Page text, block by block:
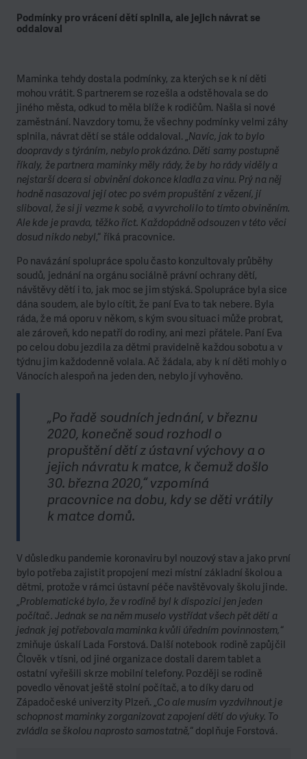
Podmínky pro vrácení dětí splnila, ale jejich návrat se
oddaloval
Maminka tehdy dostala podmínky, za kterých se k ní děti
mohou vrátit. S partnerem se rozešla a odstěhovala se do
jiného města, odkud to měla blíže k rodičům. Našla si nové
zaměstnání. Navzdory tomu, že všechny podmínky velmi záhy
splnila, návrat dětí se stále oddaloval. „Navíc, jak to bylo
doopravdy s týráním, nebylo prokázáno. Děti samy postupně
říkaly, že partnera maminky měly rády, že by ho rády viděly a
nejstarší dcera si obvinění dokonce kladla za vinu. Prý na něj
hodně nasazoval její otec po svém propuštění z vězení, jí
sliboval, že si ji vezme k sobě, a vyvrcholilo to tímto obviněním.
Ale kde je pravda, těžko říct. Každopádně odsouzen v této věci
dosud nikdo nebyl,“ říká pracovnice.
Po navázání spolupráce spolu často konzultovaly průběhy
soudů, jednání na orgánu sociálně právní ochrany dětí,
návštěvy dětí i to, jak moc se jim stýská. Spolupráce byla sice
dána soudem, ale bylo cítit, že paní Eva to tak nebere. Byla
ráda, že má oporu v někom, s kým svou situaci může probrat,
ale zároveň, kdo nepatří do rodiny, ani mezi přátele. Paní Eva
po celou dobu jezdila za dětmi pravidelně každou sobotu a v
týdnu jim každodenně volala. Ač žádala, aby k ní děti mohly o
Vánocích alespoň na jeden den, nebylo jí vyhověno.
„Po řadě soudních jednání, v březnu
2020, konečně soud rozhodl o
propuštění dětí z ústavní výchovy a o
jejich návratu k matce, k čemuž došlo
30. března 2020,“ vzpomíná
pracovnice na dobu, kdy se děti vrátily
k matce domů.
V důsledku pandemie koronaviru byl nouzový stav a jako první
bylo potřeba zajistit propojení mezi místní základní školou a
dětmi, protože v rámci ústavní péče navštěvovaly školu jinde.
„Problematické bylo, že v rodině byl k dispozici jen jeden
počítač. Jednak se na něm muselo vystřídat všech pět dětí a
jednak jej potřebovala maminka kvůli úředním povinnostem,“
zmiňuje úskalí Lada Forstová. Další notebook rodině zapůjčil
Člověk v tísni, od jiné organizace dostali darem tablet a
ostatní vyřešili skrze mobilní telefony. Později se rodině
povedlo věnovat ještě stolní počítač, a to díky daru od
Západočeské univerzity Plzeň. „Co ale musím vyzdvihnout je
schopnost maminky zorganizovat zapojení dětí do výuky. To
zvládla se školou naprosto samostatně,“ doplňuje Forstová.